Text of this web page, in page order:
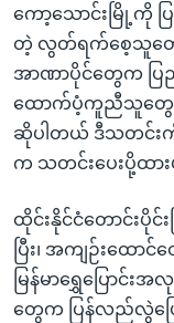
ကော့သောင်းမြို့ကို ပ
တဲ့ လွတ်ရက်စေ့သူတွေ
အာဏာပိုင်တွေက ပြ
ထောက်ပံ့ကူညီသူတွ
ဆိုပါတယ် ဒီသတင်း
က သတင်းပေးပို့ထာ
ထိုင်းနိုင်ငံတောင်းပို
ပြီး၊ အကျဉ်းထေ
မြန်မာရွှေပြောင်း
တွေက ပြန်လည်လွဲပြ